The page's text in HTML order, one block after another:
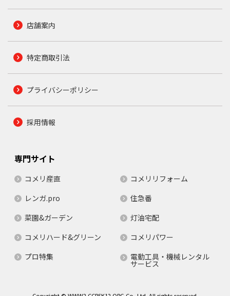
店舗案内
特定商取引法
プライバシーポリシー
採用情報
専門サイト
コメリ産直
コメリリフォーム
レンガ.pro
住急番
菜園&ガーデン
灯油宅配
コメリハード&グリーン
コメリパワー
プロ特集
電動工具・機械レンタル
サービス